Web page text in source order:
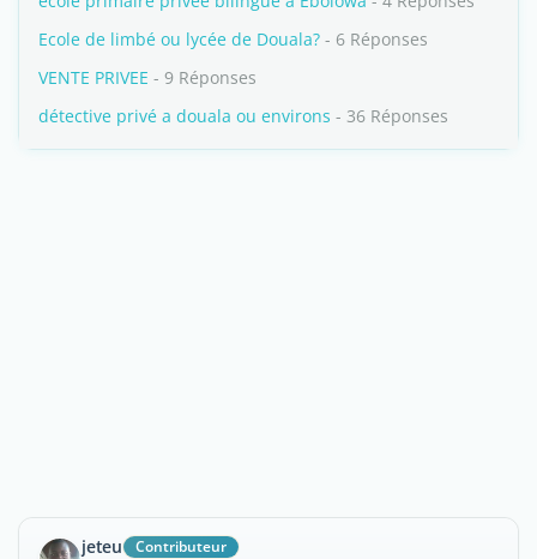
Ecole de limbé ou lycée de Douala? - 6 Réponses
VENTE PRIVEE - 9 Réponses
détective privé a douala ou environs - 36 Réponses
jeteu Contributeur